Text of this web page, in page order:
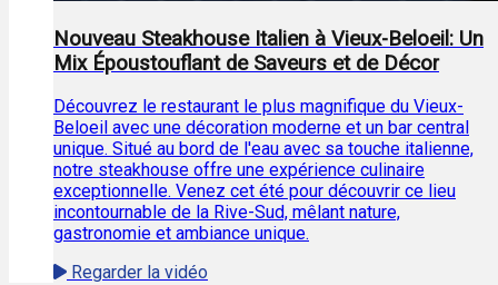
Nouveau Steakhouse Italien à Vieux-Beloeil: Un
Mix Époustouflant de Saveurs et de Décor
Découvrez le restaurant le plus magnifique du Vieux-
Beloeil avec une décoration moderne et un bar central
unique. Situé au bord de l'eau avec sa touche italienne,
notre steakhouse offre une expérience culinaire
exceptionnelle. Venez cet été pour découvrir ce lieu
incontournable de la Rive-Sud, mêlant nature,
gastronomie et ambiance unique.
Regarder la vidéo